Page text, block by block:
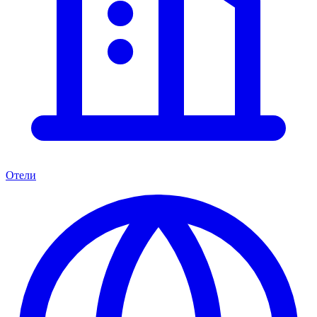
Отели